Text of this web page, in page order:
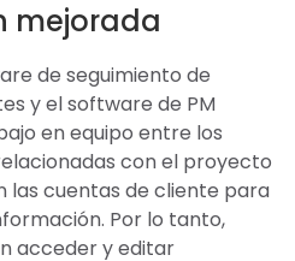
mejorada
de seguimiento de
y el software de PM
en equipo entre los
con el proyecto
las cuentas de cliente para
Por lo tanto,
acceder y editar